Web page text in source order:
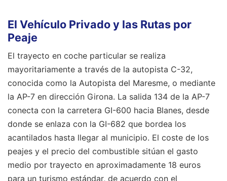
El Vehículo Privado y las Rutas por
Peaje
El trayecto en coche particular se realiza
mayoritariamente a través de la autopista C-32,
conocida como la Autopista del Maresme, o mediante
la AP-7 en dirección Girona. La salida 134 de la AP-7
conecta con la carretera GI-600 hacia Blanes, desde
donde se enlaza con la GI-682 que bordea los
acantilados hasta llegar al municipio. El coste de los
peajes y el precio del combustible sitúan el gasto
medio por trayecto en aproximadamente 18 euros
para un turismo estándar, de acuerdo con el